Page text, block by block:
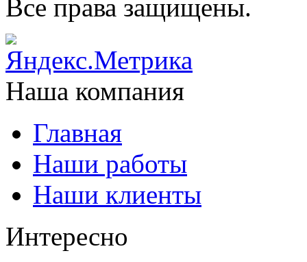
Все права защищены.
Наша компания
Главная
Наши работы
Наши клиенты
Интересно